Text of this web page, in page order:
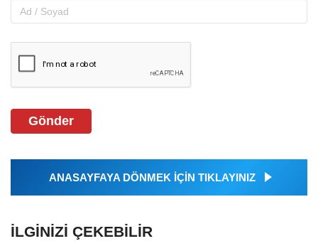
Gönder
ANASAYFAYA DÖNMEK İÇİN TIKLAYINIZ
İLGINIZI ÇEKEBILIR